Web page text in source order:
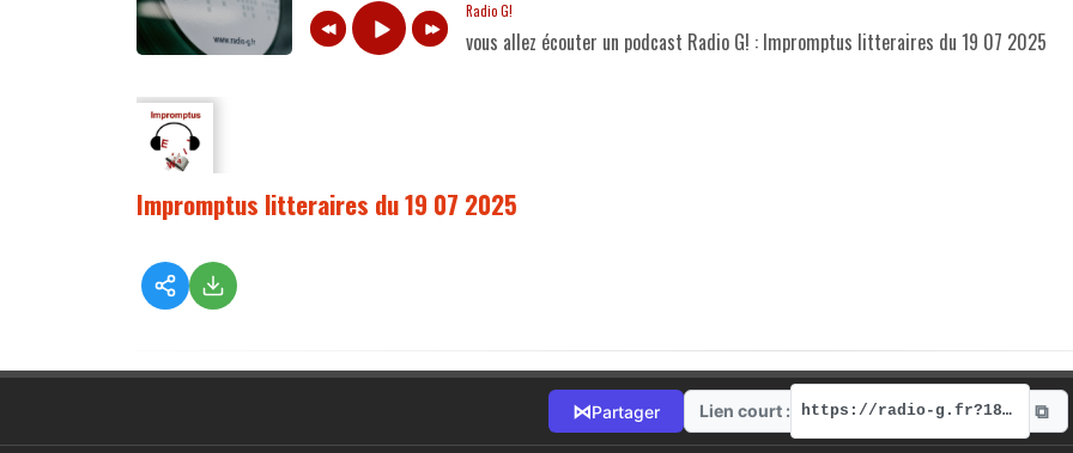
Radio G!
vous allez écouter un podcast Radio G! : Impromptus litteraires du 19 07 2025
Impromptus litteraires du 19 07 2025
⋈Partager Lien court : https://radio-g.fr?18205 ⧉